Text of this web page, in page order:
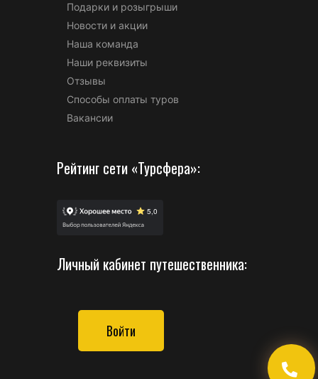
Подарки и розыгрыши
Новости и акции
Наша команда
Наши реквизиты
Отзывы
Способы оплаты туров
Вакансии
Рейтинг сети «Турсфера»:
Личный кабинет путешественника:
Войти